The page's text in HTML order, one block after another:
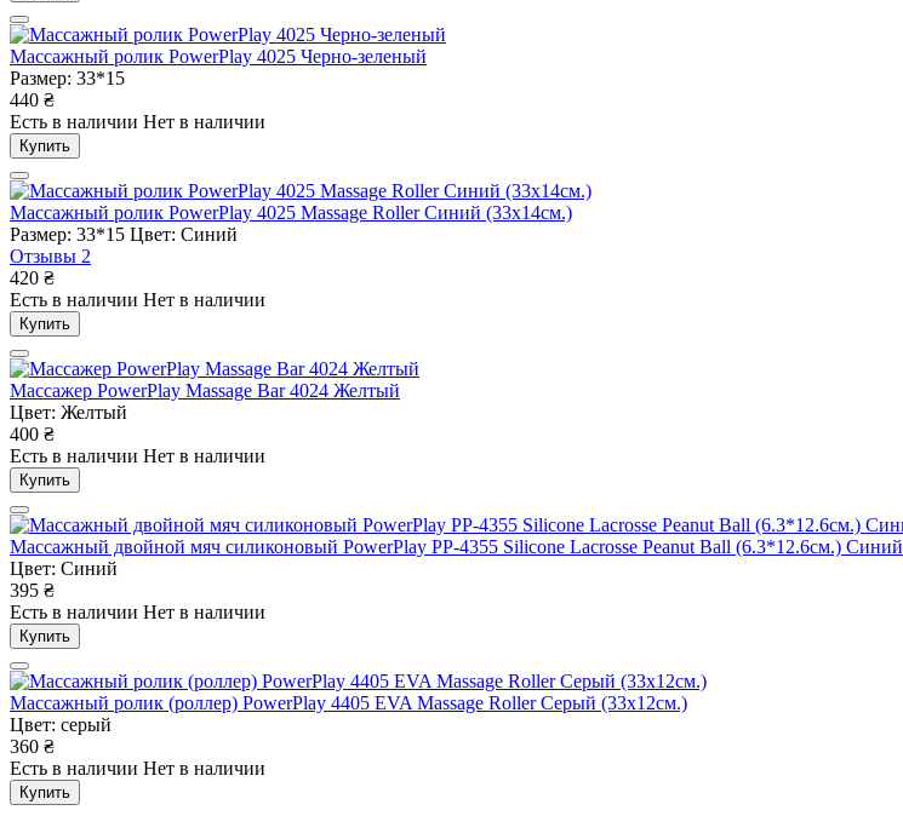
Массажный ролик PowerPlay 4025 Черно-зеленый
Размер: 33*15
440 ₴
Есть в наличии Нет в наличии
Купить
Массажный ролик PowerPlay 4025 Massage Roller Синий (33x14см.)
Размер: 33*15 Цвет: Синий
Отзывы 2
420 ₴
Есть в наличии Нет в наличии
Купить
Массажер PowerPlay Massage Bar 4024 Желтый
Цвет: Желтый
400 ₴
Есть в наличии Нет в наличии
Купить
Массажный двойной мяч силиконовый PowerPlay PP-4355 Silicone Lacrosse Peanut Ball (6.3*12.6см.) Синий
Цвет: Синий
395 ₴
Есть в наличии Нет в наличии
Купить
Массажный ролик (роллер) PowerPlay 4405 EVA Massage Roller Серый (33x12см.)
Цвет: серый
360 ₴
Есть в наличии Нет в наличии
Купить